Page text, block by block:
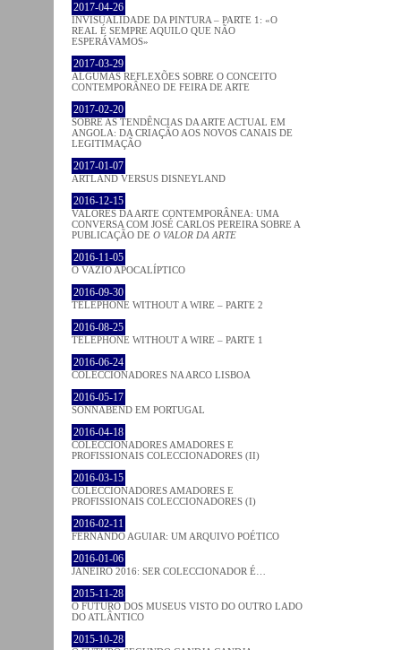
2017-04-26
INVISUALIDADE DA PINTURA – PARTE 1: «O
REAL É SEMPRE AQUILO QUE NÃO
ESPERÁVAMOS»
2017-03-29
ALGUMAS REFLEXÕES SOBRE O CONCEITO
CONTEMPORÂNEO DE FEIRA DE ARTE
2017-02-20
SOBRE AS TENDÊNCIAS DA ARTE ACTUAL EM
ANGOLA: DA CRIAÇÃO AOS NOVOS CANAIS DE
LEGITIMAÇÃO
2017-01-07
ARTLAND VERSUS DISNEYLAND
2016-12-15
VALORES DA ARTE CONTEMPORÂNEA: UMA
CONVERSA COM JOSÉ CARLOS PEREIRA SOBRE A
PUBLICAÇÃO DE O VALOR DA ARTE
2016-11-05
O VAZIO APOCALÍPTICO
2016-09-30
TELEPHONE WITHOUT A WIRE – PARTE 2
2016-08-25
TELEPHONE WITHOUT A WIRE – PARTE 1
2016-06-24
COLECCIONADORES NA ARCO LISBOA
2016-05-17
SONNABEND EM PORTUGAL
2016-04-18
COLECCIONADORES AMADORES E
PROFISSIONAIS COLECCIONADORES (II)
2016-03-15
COLECCIONADORES AMADORES E
PROFISSIONAIS COLECCIONADORES (I)
2016-02-11
FERNANDO AGUIAR: UM ARQUIVO POÉTICO
2016-01-06
JANEIRO 2016: SER COLECCIONADOR É…
2015-11-28
O FUTURO DOS MUSEUS VISTO DO OUTRO LADO
DO ATLÂNTICO
2015-10-28